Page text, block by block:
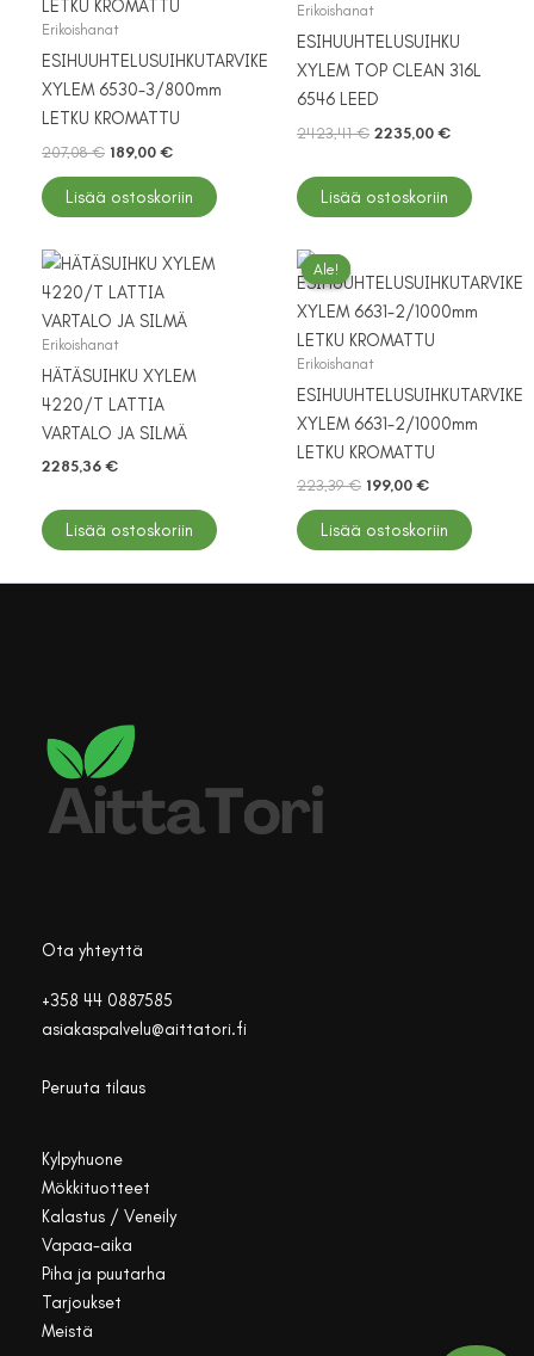
Erikoishanat
ESIHUUHTELUSUIHKUTARVIKE
XYLEM 6530-3/800mm
LETKU KROMATTU
207,08€ Alkuperäinen
oli:
189,00 €Nykyinen
on:
189,00 €.
Lisää ostoskoriin
Erikoishanat
ESIHUUHTELUSUIHKU
XYLEM TOP CLEAN 316L
6546 LEED
2423,41€ Alkuperäinen
2423,41 €.
2235,00 €Nykyinen
2235,00 €.
Lisää ostoskoriin
Erikoishanat
HÄTÄSUIHKU XYLEM
4220/T LATTIA
VARTALO JA SILMÄ
2285,36 €
Lisää ostoskoriin
Ale!
Ale!
Erikoishanat
ESIHUUHTELUSUIHKUTARVIKE
XYLEM 6631-2/1000mm
LETKU KROMATTU
223,39€ Alkuperäinen
oli:
199,00 €Nykyinen
on:
199,00 €.
Lisää ostoskoriin
Ota yhteyttä
+358 44 0887585
asiakaspalvelu@aittatori.fi
Peruuta tilaus
Kylpyhuone
Mökkituotteet
Kalastus / Veneily
Vapaa-aika
Piha ja puutarha
Tarjoukset
Meistä